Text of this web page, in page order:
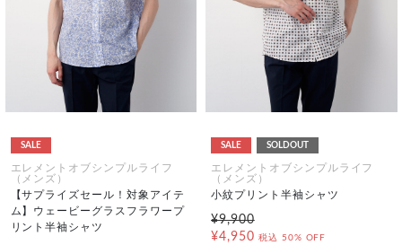
SALE
エレメントオブシンプルライフ
（メンズ）
【サプライズセール！対象アイテ
ム】ウェービーグラスフラワープ
リント半袖シャツ
SALE SOLDOUT
エレメントオブシンプルライフ
（メンズ）
小紋プリント半袖シャツ
¥9,900
¥4,950 税込 50% OFF